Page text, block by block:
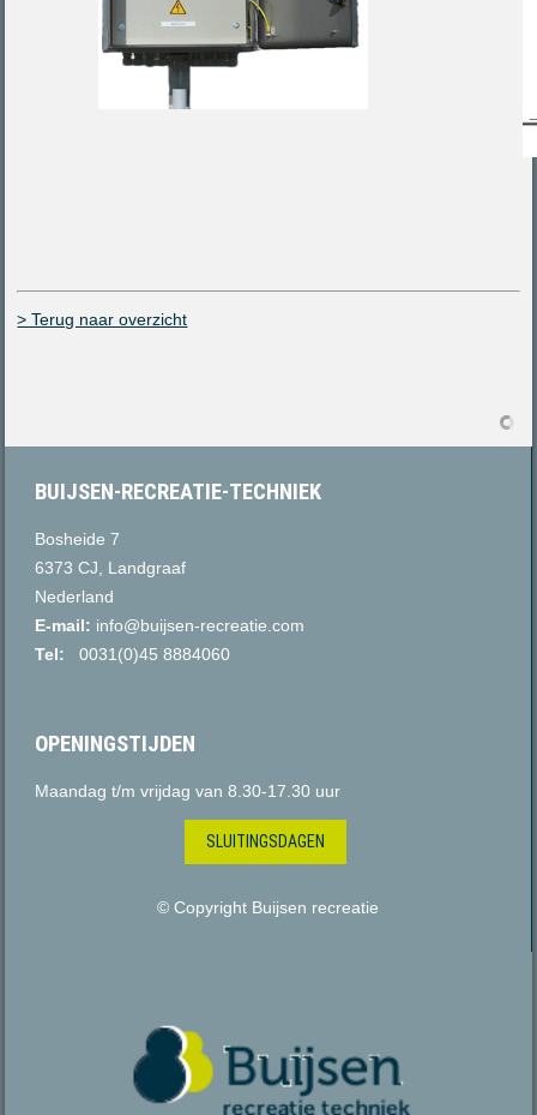
> Terug naar overzicht
BUIJSEN-RECREATIE-TECHNIEK
Bosheide 7
6373 CJ, Landgraaf
Nederland
E-mail: info@buijsen-recreatie.com
Tel:
0031(0)45 8884060
OPENINGSTIJDEN
Maandag t/m vrijdag van 8.30-17.30 uur
SLUITINGSDAGEN
© Copyright Buijsen recreatie